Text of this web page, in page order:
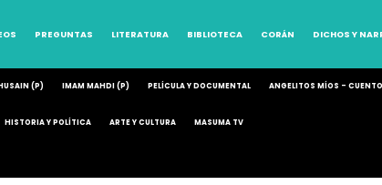
PREGUNTAS LITERATURA BIBLIOTECA CORÁN DICHOS Y
(P) IMAM MAHDI (P) PELÍCULA Y DOCUMENTAL ANGELITOS MÍOS –
HISTORIA Y POLÍTICA ARTE Y CULTURA MASUMA TV